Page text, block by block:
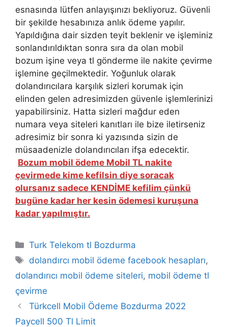
esnasında lütfen anlayışınızı bekliyoruz. Güvenli
bir şekilde hesabınıza anlık ödeme yapılır.
Yapıldığına dair sizden teyit beklenir ve işleminiz
sonlandırıldıktan sonra sıra da olan mobil
bozum işine veya tl gönderme ile nakite çevirme
işlemine geçilmektedir. Yoğunluk olarak
dolandırıcılara karşılık sizleri korumak için
elinden gelen adresimizden güvenle işlemlerinizi
yapabilirsiniz. Hatta sizleri mağdur eden
numara veya siteleri kanıtları ile bize iletirseniz
adresimiz bir sonra ki yazısında sizin de
müsaadenizle dolandırıcıları ifşa edecektir.
Bozum mobil ödeme Mobil TL nakite
çevirmede kime kefilsin diye soracak
olursanız sadece KENDİME kefilim çünkü
bugüne kadar her kesin ödemesi kuruşuna
kadar yapılmıştır.
Kategoriler
Turk Telekom tl Bozdurma
Etiketler
dolandırcı mobil ödeme facebook hesapları,
dolandırıcı mobil ödeme siteleri, mobil ödeme tl
çevirme
Türkcell Mobil Ödeme Bozdurma 2022
Paycell 500 Tl Limit